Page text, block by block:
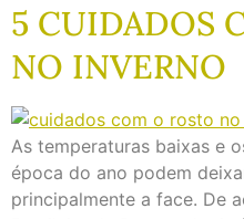
5 CUIDADOS
NO INVERNO
As temperaturas baixas e
época do ano podem
principalmente a face. De